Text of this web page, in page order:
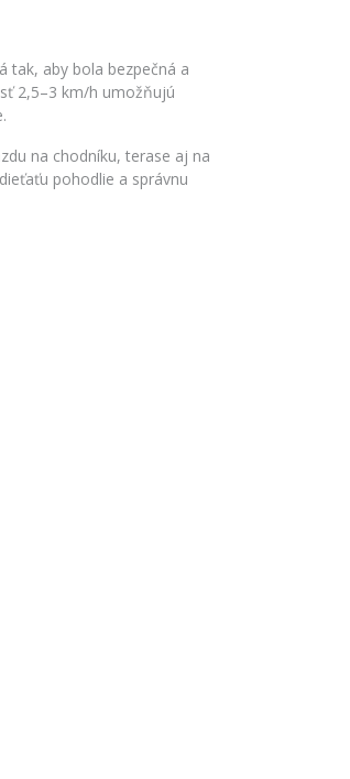
tak, aby bola bezpečná a
2,5–3 km/h umožňujú
na chodníku, terase aj na
pohodlie a správnu